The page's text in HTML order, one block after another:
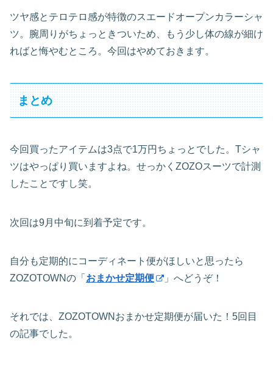
ツヤ感とテロテロ感が特徴のスエードオープンカラーシャ
ツ。腕周りがちょっときついため、もう少し体の線が細け
ればと悔やむところ。今回はやめておきます。
まとめ
今回買ったアイテムは3点で1万円ちょっとでした。Tシャ
ツはやっぱり買いますよね。せっかくZOZOスーツで計測
したことですし笑。
次回は9月中旬に到着予定です。
自分も定期的にコーディネート便がほしいと思ったら
ZOZOTOWNの「 おまかせ定期便 」へどうぞ！
それでは、ZOZOTOWNおまかせ定期便が届いた！5回目
の記事でした。